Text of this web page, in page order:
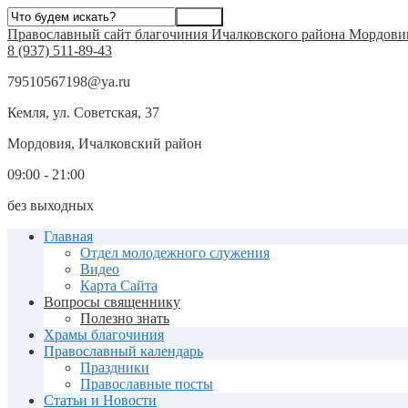
Православный сайт благочиния Ичалковского района
8 (937) 511-89-43
79510567198@ya.ru
Кемля, ул. Советская, 37
Мордовия, Ичалковский район
09:00 - 21:00
без выходных
Главная
Отдел молодежного служения
Видео
Карта Сайта
Вопросы священнику
Полезно знать
Храмы благочиния
Православный календарь
Праздники
Православные посты
Статьи и Новости